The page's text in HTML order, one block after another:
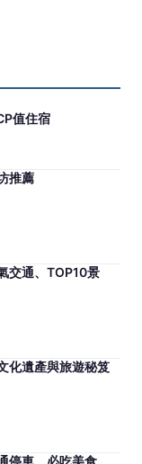
值住宿
推薦
交通、TOP10景
化遺產與旅遊秘笈
車、必吃美食、